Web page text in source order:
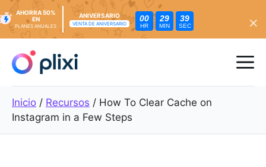
contenido
AHORRA 50%
EN
PLANES ANUALES
ANIVERSARIO
VENTA DE ANIVERSARIO
00
HR
29
MIN
37
SEC
Inicio / Recursos / How To Clear Cache on
Instagram in a Few Steps